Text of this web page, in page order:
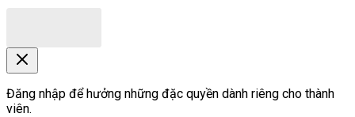
Đăng nhập để hưởng những đặc quyền dành riêng cho thành
viên.